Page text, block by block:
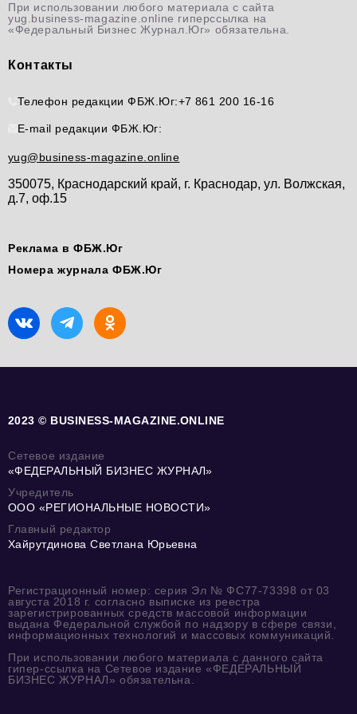
При использовании любого материала с сайта
yug.business-magazine.online гиперссылка на
«Федеральный Бизнес Журнал.Юг» обязательна.
Контакты
Телефон редакции ФБЖ.Юг:+7 861 200 16-16
E-mail редакции ФБЖ.Юг:
yug@business-magazine.online
350075, Краснодарский край, г. Краснодар, ул. Волжская,
д.7, оф.15
Реклама в ФБЖ.Юг
Номера журнала ФБЖ.Юг
2023 © BUSINESS-MAGAZINE.ONLINE
Сетевое издание
«ФЕДЕРАЛЬНЫЙ БИЗНЕС ЖУРНАЛ»
Учредитель
ООО «РЕГИОНАЛЬНЫЕ НОВОСТИ»
Главный редактор
Хайрутдинова Светлана Юрьевна
Регистрационный номер: серия Эл № ФС77-73398 от 03
августа 2018 г. согласно выписке из реестра
зарегистрированных средств массовой информации
выдана Федеральной службой по надзору в сфере связи,
информационных технологий и массовых коммуникаций.
При использовании любого материала с данного сайта
гипер-ссылка на Сетевое издание «ФЕДЕРАЛЬНЫЙ
БИЗНЕС ЖУРНАЛ» обязательна.